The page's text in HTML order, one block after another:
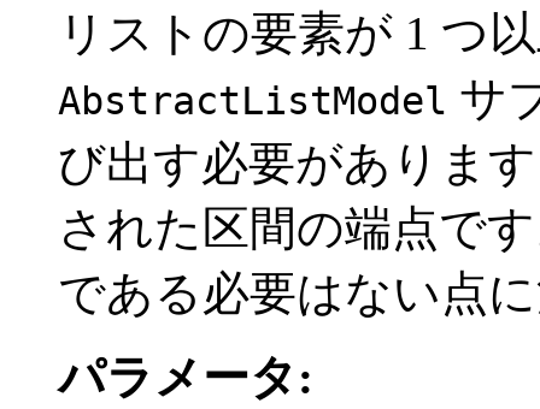
リストの要素が 1 つ
AbstractListModel サ
び出す必要がありま
された区間の端点で
である必要はない点
パラメータ: